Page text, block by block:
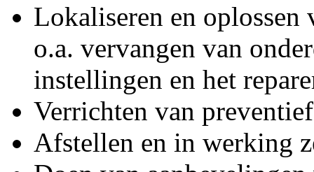
Lokaliseren en oplossen
o.a. vervangen van
instellingen en het
Verrichten van
Afstellen en in werking